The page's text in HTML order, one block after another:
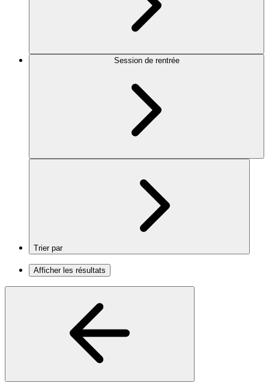
Session de rentrée
Trier par
Afficher les résultats